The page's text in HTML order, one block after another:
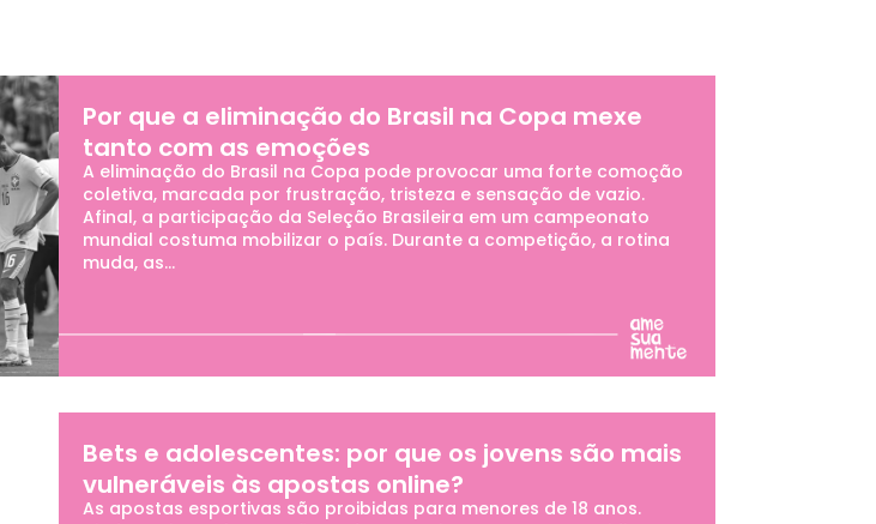
Por que a eliminação do Brasil na Copa mexe
tanto com as emoções
A eliminação do Brasil na Copa pode provocar uma forte comoção
coletiva, marcada por frustração, tristeza e sensação de vazio.
Afinal, a participação da Seleção Brasileira em um campeonato
mundial costuma mobilizar o país. Durante a competição, a rotina
muda, as...
Bets e adolescentes: por que os jovens são mais
vulneráveis às apostas online?
As apostas esportivas são proibidas para menores de 18 anos.